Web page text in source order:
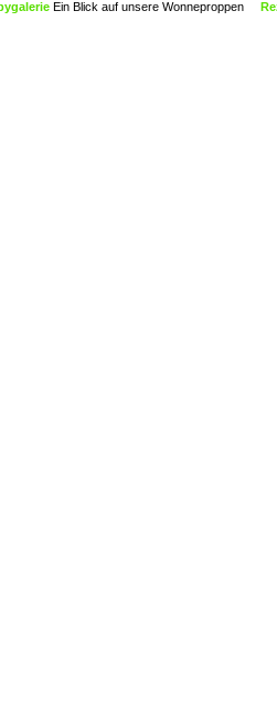
Ein Blick auf unsere Wonneproppen